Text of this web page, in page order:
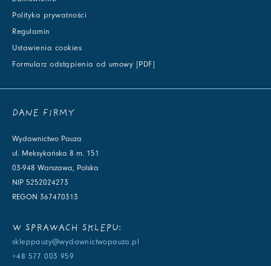
Polityka prywatności
Regulamin
Ustawienia cookies
Formularz odstąpienia od umowy [PDF]
DANE FIRMY
Wydawnictwo Pauza
ul. Meksykańska 8 m. 151
03-948 Warszawa, Polska
NIP 5252024273
REGON 367470313
W SPRAWACH SKLEPU:
skleppauzy@wydawnictwopauza.pl
+48 577 003 959